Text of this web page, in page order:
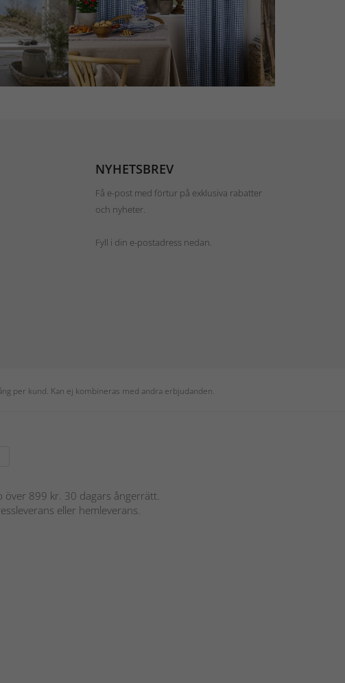
NYHETSBREV
Få e-post med förtur på exklusiva rabatter
och nyheter.
Fyll i din e-postadress nedan.
per kund. Kan ej kombineras med andra erbjudanden.
över 899 kr. 30 dagars ångerrätt.
eller hemleverans.